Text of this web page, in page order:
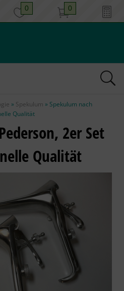
0 0
» Spekulum » Spekulum nach
Qualität
2er Set
Qualität